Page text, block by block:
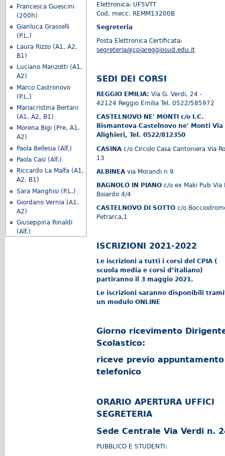
Elettronica: UF5VTT
Cod. mecc. REMM13200B
Segreteria
Posta Elettronica Certificata:
segreteria@cpiareggiosud.edu.it
SEDI DEI CORSI
REGGIO EMILIA:Via G. Verdi, 24 -
42124 Reggio Emilia Tel. 0522/585972
CASTELNOVO NE' MONTI c/o I.C.
Bismantova Castelnovo ne' Monti Via
Alighieri, Tel. 0522/812350
CASINA c/o Circolo Casa Cantoniera Via
13
ALBINEAvia Morandi n 9
BAGNOLO IN PIANO c/o ex Maki Pub Via
Boiardo 4/4
CASTELNOVO DI SOTTO c/o
Petrarca,1
ISCRIZIONI 2021-2022
Le iscrizioni a tutti i corsi del CPIA (
scuola media e corsi d’italiano)
partiranno il 3 maggio 2021.
Le iscrizioni saranno disponibili
un modulo ONLINE
Giorno ricevimento
Scolastico:
riceve previo appuntamento
telefonico
ORARIO APERTURA UFFICI
SEGRETERIA
Sede Centrale Via Verdi n.
PUBBLICO E STUDENTI:
Francesca Guescini
(200h)
Gianluca Grasselli
(P.L.)
Laura Rizzo (A1, A2,
B1)
Luciano Manzotti (A1,
A2)
Marco Castronovo
(P.L.)
Mariacristina Bertani
(A1, A2, B1)
Morena Bigi (Pre, A1,
A2)
Paola Bellesia (Alf.)
Paola Casi (Alf.)
Riccardo La Malfa (A1,
A2, B1)
Sara Manghisi (P.L.)
Giordano Vernia (A1,
A2)
Giuseppina Rinaldi
(Alf.)